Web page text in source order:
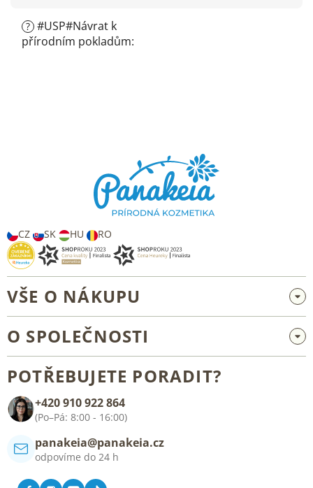
? #USP#Návrat k
přírodním pokladům:
CZ SK HU RO
VŠE O NÁKUPU
Velkoobchod a spolupráce
Všeobecné obchodní podmínky
O SPOLEČNOSTI
Kontakt
POTŘEBUJETE PORADIT?
+420 910 922 864
(Po–Pá: 8:00 - 16:00)
panakeia@panakeia.cz
odpovíme do 24 h